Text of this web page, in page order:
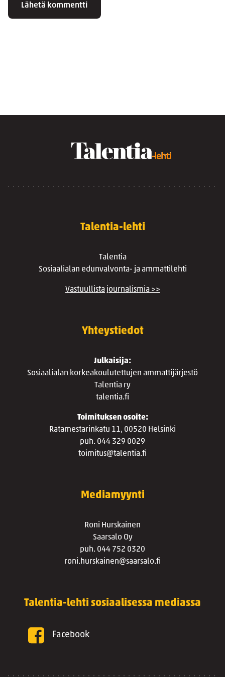
Talentia-lehti
Talentia
Sosiaalialan edunvalvonta- ja ammattilehti
Vastuullista journalismia >>
Yhteystiedot
Julkaisija:
Sosiaalialan korkeakoulutettujen ammattijärjestö
Talentia ry
talentia.fi
Toimituksen osoite:
Ratamestarinkatu 11, 00520 Helsinki
puh. 044 329 0029
toimitus@talentia.fi
Mediamyynti
Roni Hurskainen
Saarsalo Oy
puh. 044 752 0320
roni.hurskainen@saarsalo.fi
Talentia-lehti sosiaalisessa mediassa
Facebook